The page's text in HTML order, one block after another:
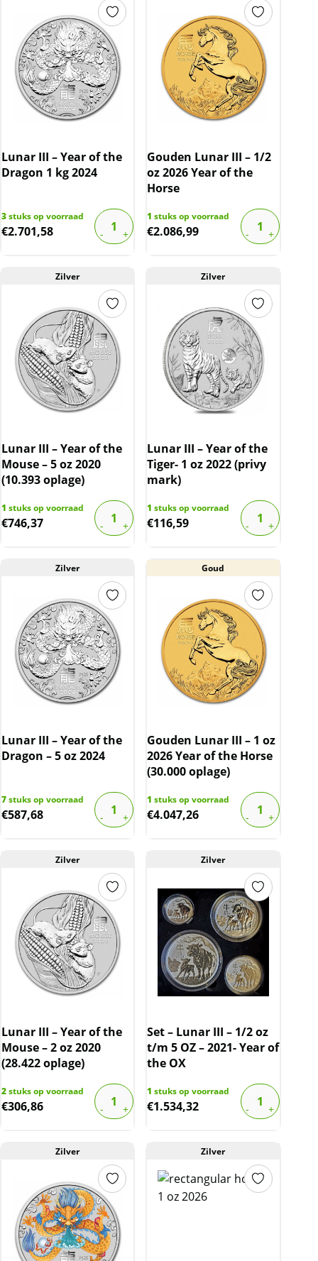
Lunar III – Year of the
Dragon 1 kg 2024
3stuks op voorraad
€2.701,58
Gouden Lunar III – 1/2
oz 2026 Year of the
Horse
1 stuks op voorraad
€2.086,99
Zilver
Lunar III – Year of the
Mouse – 5 oz 2020
(10.393 oplage)
1 stuks op voorraad
€746,37
Zilver
Lunar III – Year of the
Tiger- 1 oz 2022 (privy
mark)
1 stuks op voorraad
€116,59
Zilver
Lunar III – Year of the
Dragon – 5 oz 2024
7stuks op voorraad
€587,68
Goud
Gouden Lunar III – 1 oz
2026 Year of the Horse
(30.000 oplage)
1 stuks op voorraad
€4.047,26
Zilver
Lunar III – Year of the
Mouse – 2 oz 2020
(28.422 oplage)
2stuks op voorraad
€306,86
Zilver
Set – Lunar III – 1/2 oz
t/m 5 OZ – 2021- Year of
the OX
1 stuks op voorraad
€1.534,32
Zilver Zilver